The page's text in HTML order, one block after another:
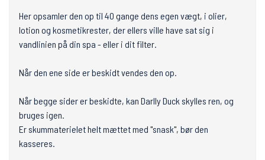
Her opsamler den op til 40 gange dens egen vægt, i olier,
lotion og kosmetikrester, der ellers ville have sat sig i
vandlinien på din spa - eller i dit filter.
Når den ene side er beskidt vendes den op.
Når begge sider er beskidte, kan Darlly Duck skylles ren, og
bruges igen.
Er skummaterielet helt mættet med "snask", bør den
kasseres.